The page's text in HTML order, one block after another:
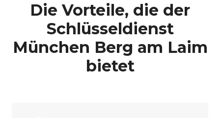
Die Vorteile, die der
Schlüsseldienst
München Berg am Laim
bietet